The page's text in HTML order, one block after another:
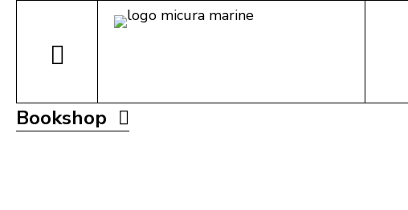
Bookshop